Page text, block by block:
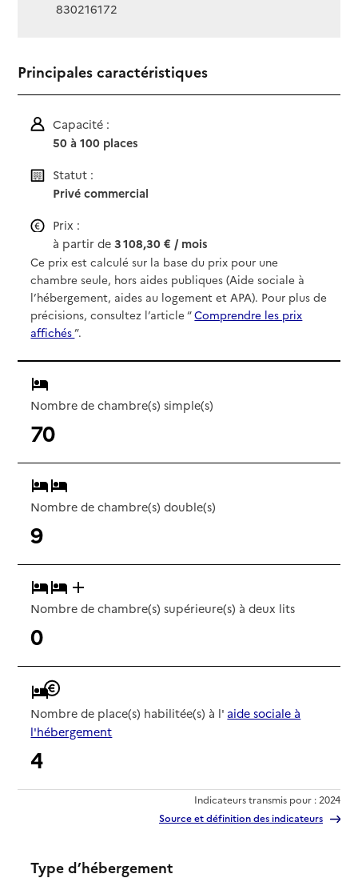
830216172
Principales caractéristiques
Capacité :
50 à 100 places
Statut :
Privé commercial
Prix :
à partir de3 108,30 € / mois
Ce prix est calculé sur la base du prix pour une
chambre seule, hors aides publiques (Aide sociale à
l’hébergement, aides au logement et APA). Pour plus de
précisions, consultez l’article “Comprendre les prix
affichés”.
Nombre de chambre(s) simple(s)
70
Nombre de chambre(s) double(s)
9
Nombre de chambre(s) supérieure(s) à deux lits
0
Nombre de place(s) habilitée(s) à l' aide sociale à
l'hébergement
4
Indicateurs transmis pour : 2024
Source et définition des indicateurs
Type d’hébergement